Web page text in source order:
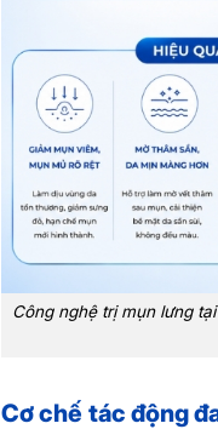
Công nghệ trị mụn lưng
Cơ chế tác động